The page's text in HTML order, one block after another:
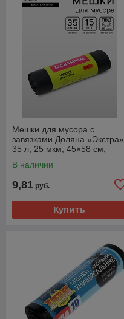
Мешки для мусора с
завязками Доляна «Экстра»,
35 л, 25 мкм, 45×58 см,
В наличии
9,81 руб.
Купить